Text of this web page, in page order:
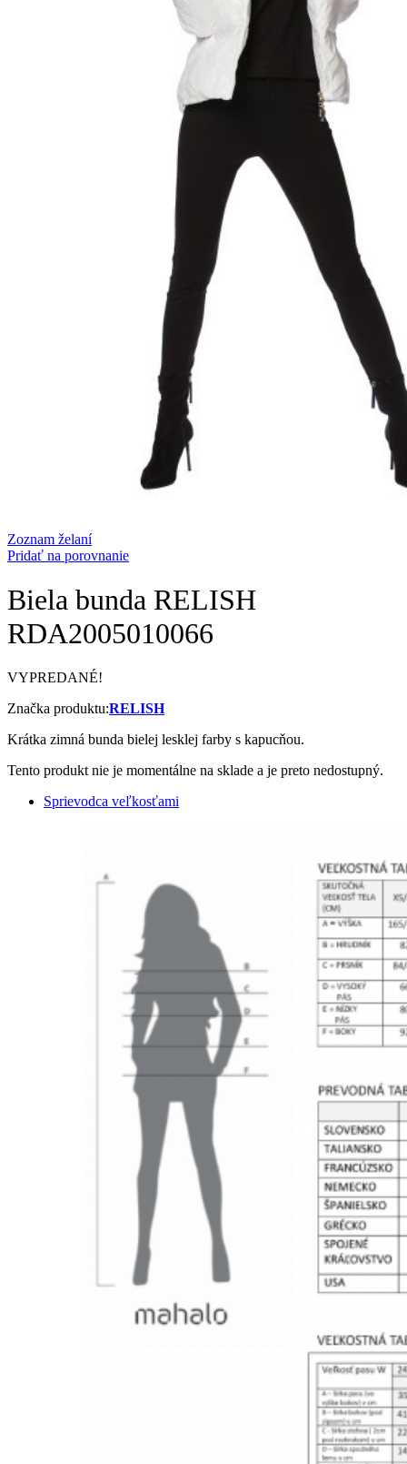
Zoznam želaní
Pridať na porovnanie
Biela bunda RELISH
RDA2005010066
VYPREDANÉ!
Značka produktu:RELISH
Krátka zimná bunda bielej lesklej farby s kapucňou.
Tento produkt nie je momentálne na sklade a je preto nedostupný.
Sprievodca veľkosťami